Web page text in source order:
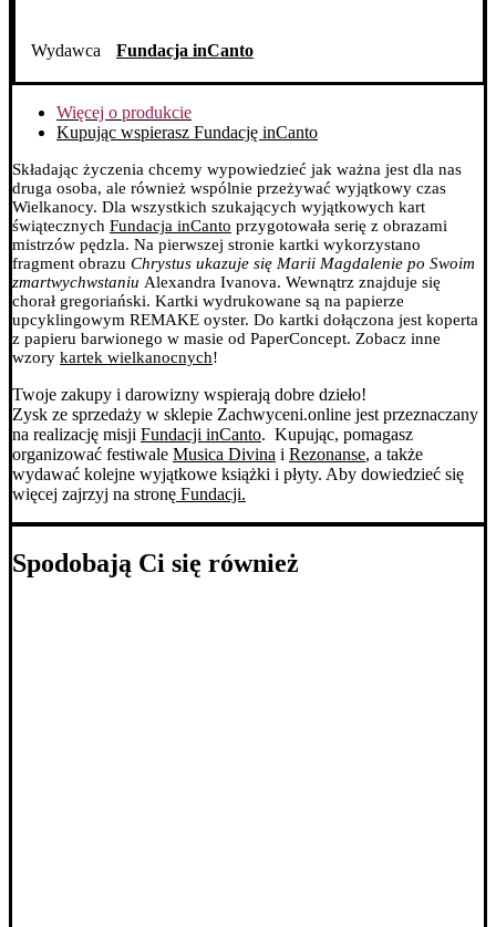
Wydawca Fundacja inCanto
Więcej o produkcie
Kupując wspierasz Fundację inCanto
Składając życzenia chcemy wypowiedzieć jak ważna jest dla nas
druga osoba, ale również wspólnie przeżywać wyjątkowy czas
Wielkanocy. Dla wszystkich szukających wyjątkowych kart
świątecznych Fundacja inCanto przygotowała serię z obrazami
mistrzów pędzla. Na pierwszej stronie kartki wykorzystano
fragment obrazu Chrystus ukazuje się Marii Magdalenie po Swoim
zmartwychwstaniu Alexandra Ivanova. Wewnątrz znajduje się
chorał gregoriański. Kartki wydrukowane są na papierze
upcyklingowym REMAKE oyster. Do kartki dołączona jest koperta
z papieru barwionego w masie od PaperConcept. Zobacz inne
wzory kartek wielkanocnych!
Twoje zakupy i darowizny wspierają dobre dzieło!
Zysk ze sprzedaży w sklepie Zachwyceni.online jest przeznaczany
na realizację misji Fundacji inCanto. Kupując, pomagasz
organizować festiwale Musica Divina i Rezonanse, a także
wydawać kolejne wyjątkowe książki i płyty. Aby dowiedzieć się
więcej zajrzyj na stronę Fundacji.
Spodobają Ci się również